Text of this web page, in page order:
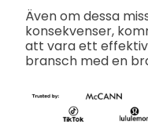
Även om dessa
konsekvenser,
att vara ett
bransch med en